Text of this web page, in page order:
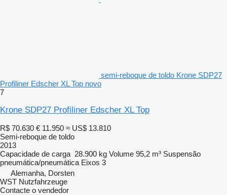
semi-reboque de toldo Krone SDP27
Profiliner Edscher XL Top novo
7
Krone SDP27 Profiliner Edscher XL Top
R$ 70.630 € 11.950 ≈ US$ 13.810
Semi-reboque de toldo
2013
Capacidade de carga 28.900 kg Volume 95,2 m³ Suspensão
pneumática/pneumática Eixos 3
Alemanha, Dorsten
WST Nutzfahrzeuge
Contacte o vendedor